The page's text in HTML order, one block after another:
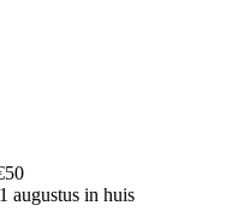
augustus in huis